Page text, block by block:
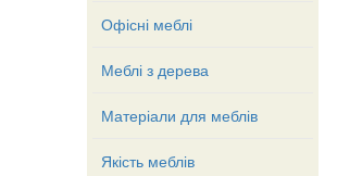
Офісні меблі
Меблі з дерева
Матеріали для меблів
Якість меблів